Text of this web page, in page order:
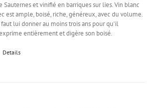
Sauternes et vinifié en barriques sur lies. Vin blanc
est ample, boisé, riche, généreux, avec du volume.
lui donner au moins trois ans pour qu'il
entièrement et digère son boisé.
Details